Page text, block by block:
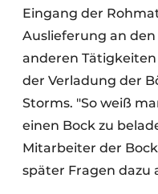
Eingang der
Auslieferung an
anderen
der Verladung der
Storms. "So weiß
einen Bock zu
Mitarbeiter der
später Fragen dazu